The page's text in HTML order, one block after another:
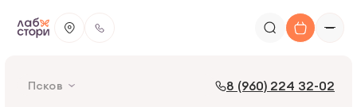
Псков 8 (960) 224 32-02